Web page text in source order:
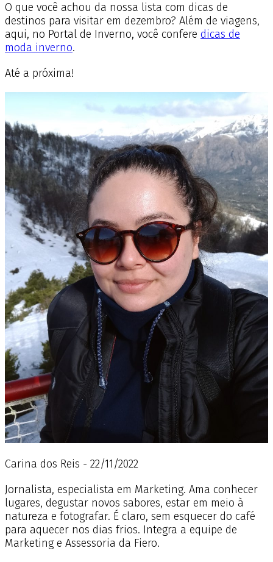
O que você achou da nossa lista com dicas de
destinos para visitar em dezembro? Além de viagens,
aqui, no Portal de Inverno, você confere dicas de
moda inverno.
Até a próxima!
Carina dos Reis - 22/11/2022
Jornalista, especialista em Marketing. Ama conhecer
lugares, degustar novos sabores, estar em meio à
natureza e fotografar. É claro, sem esquecer do café
para aquecer nos dias frios. Integra a equipe de
Marketing e Assessoria da Fiero.